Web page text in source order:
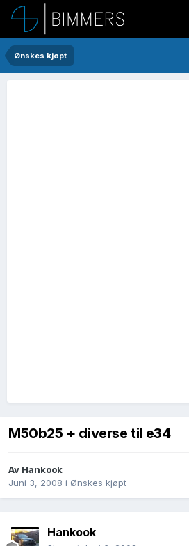
Ønskes kjøpt
M50b25 + diverse til e34
Av Hankook
Juni 3, 2008 i Ønskes kjøpt
Hankook